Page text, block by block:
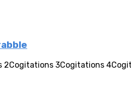
2Cogitations 3Cogitations